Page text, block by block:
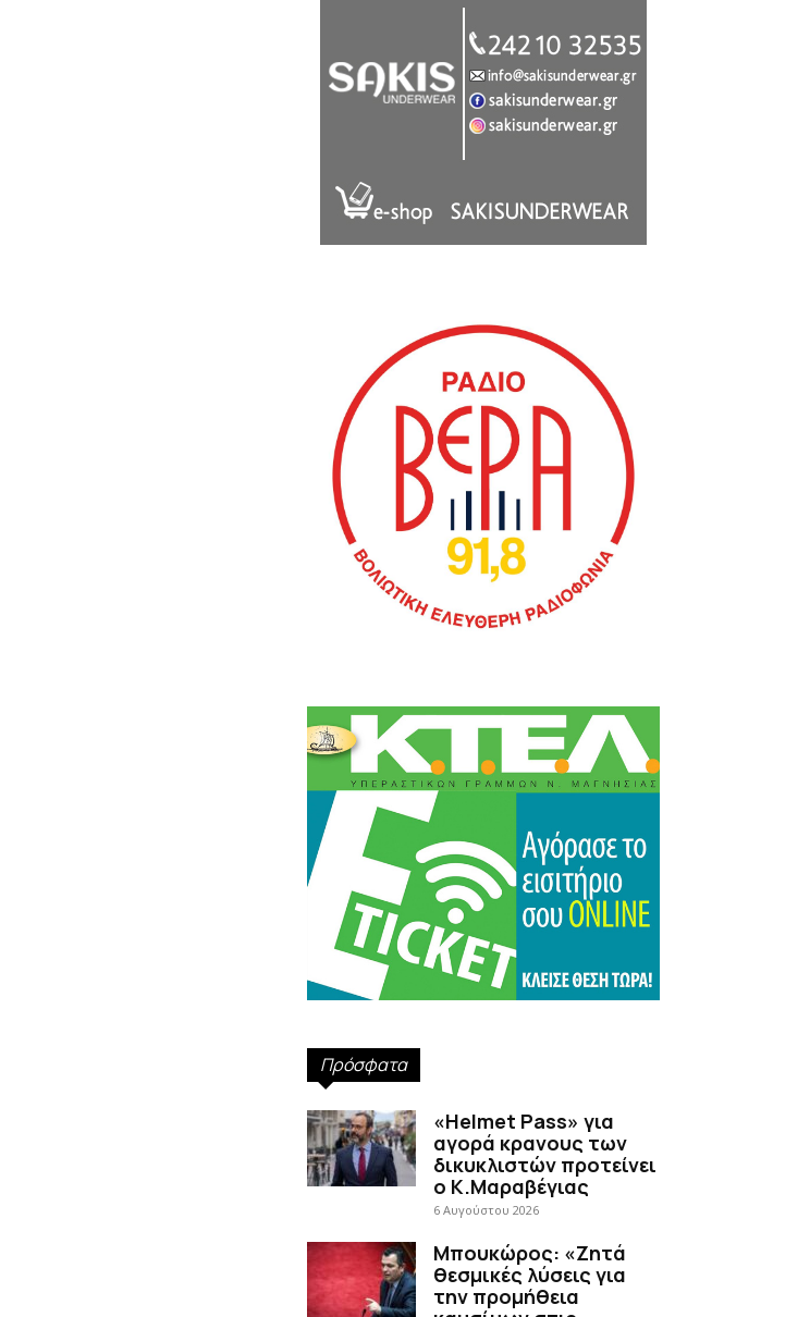
Πρόσφατα
«Helmet Pass» για
αγορά κρανους των
δικυκλιστών προτείνει
ο Κ.Μαραβέγιας
6 Αυγούστου 2026
Μπουκώρος: «Ζητά
θεσμικές λύσεις για
την προμήθεια